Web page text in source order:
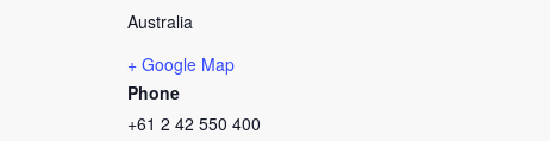
Australia
+ Google Map
Phone
+61 2 42 550 400